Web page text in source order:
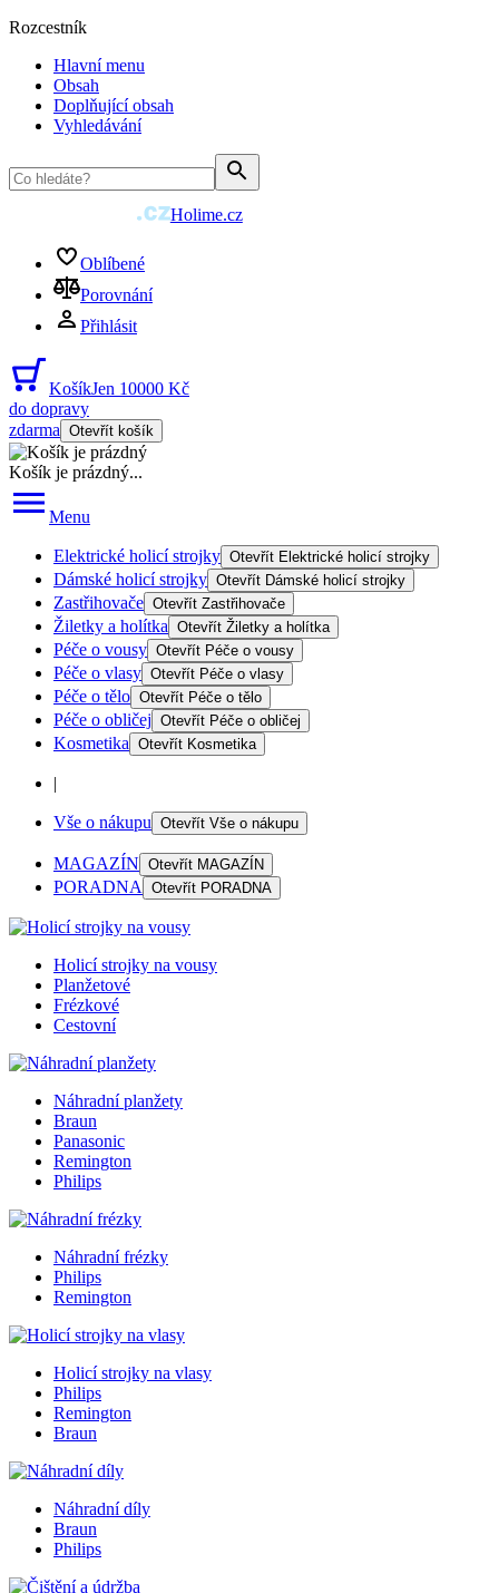
Rozcestník
Hlavní menu
Obsah
Doplňující obsah
Vyhledávání
Holime.cz
Oblíbené
Porovnání
Přihlásit
KošíkJen 10000 Kč
do dopravy
zdarma Otevřít košík
Košík je prázdný...
Menu
Elektrické holicí strojky Otevřít Elektrické holicí strojky
Dámské holicí strojky Otevřít Dámské holicí strojky
Zastřihovače Otevřít Zastřihovače
Žiletky a holítka Otevřít Žiletky a holítka
Péče o vousy Otevřít Péče o vousy
Péče o vlasy Otevřít Péče o vlasy
Péče o tělo Otevřít Péče o tělo
Péče o obličej Otevřít Péče o obličej
Kosmetika Otevřít Kosmetika
|
Vše o nákupu Otevřít Vše o nákupu
MAGAZÍN Otevřít MAGAZÍN
PORADNA Otevřít PORADNA
Holicí strojky na vousy
Planžetové
Frézkové
Cestovní
Náhradní planžety
Braun
Panasonic
Remington
Philips
Náhradní frézky
Philips
Remington
Holicí strojky na vlasy
Philips
Remington
Braun
Náhradní díly
Braun
Philips